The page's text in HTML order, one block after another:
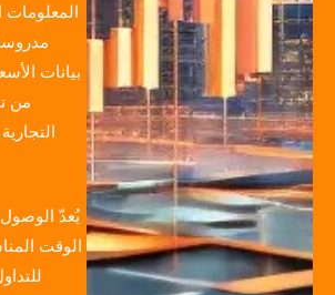
المعلومات
بيانات
من
يُعدّ
الوقت